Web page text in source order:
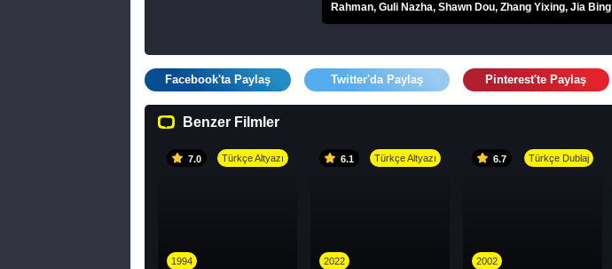
Rahman, Guli Nazha, Shawn Dou, Zhang Yixing, Jia Bing
Facebook'ta Paylaş Twitter'da Paylaş Pinterest'te Paylaş
Benzer Filmler
7.0 Türkçe Altyazı
1994
6.1 Türkçe Altyazı
2022
6.7 Türkçe Dublaj
2002